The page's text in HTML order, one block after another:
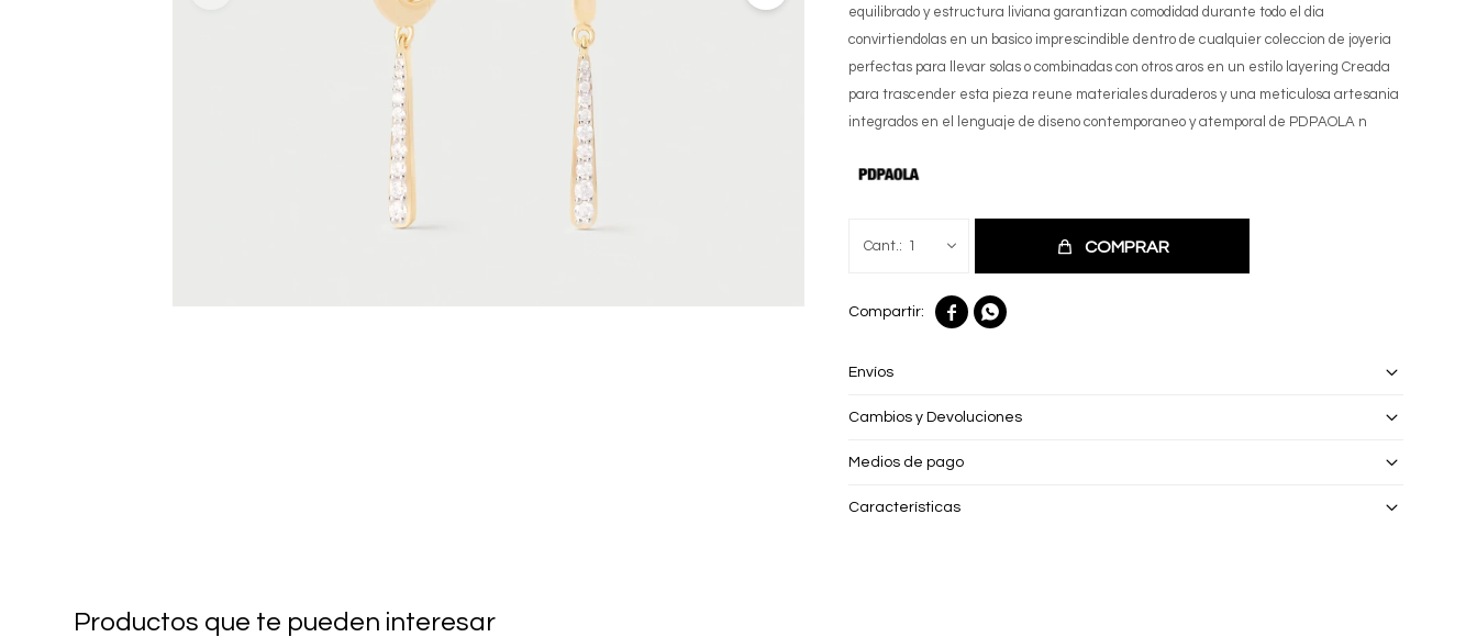
equilibrado y estructura liviana garantizan comodidad durante todo el dia
convirtiendolas en un basico imprescindible dentro de cualquier coleccion de joyeria
perfectas para llevar solas o combinadas con otros aros en un estilo layering Creada
para trascender esta pieza reune materiales duraderos y una meticulosa artesania
integrados en el lenguaje de diseno contemporaneo y atemporal de PDPAOLA n
1 COMPRAR
 
Envíos
Cambios y Devoluciones
Medios de pago
Características
Productos que te pueden interesar